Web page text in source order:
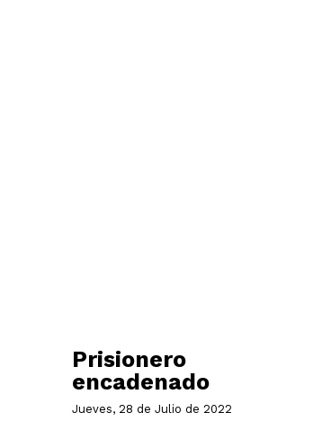
Prisionero
encadenado
Jueves, 28 de Julio de 2022